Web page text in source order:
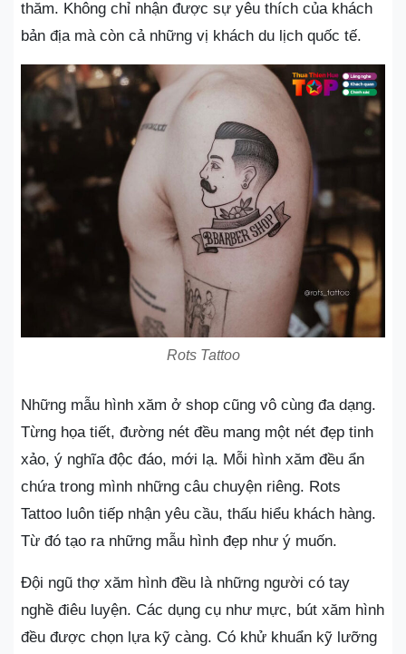
thăm. Không chỉ nhận được sự yêu thích của khách
bản địa mà còn cả những vị khách du lịch quốc tế.
Rots Tattoo
Những mẫu hình xăm ở shop cũng vô cùng đa dạng.
Từng họa tiết, đường nét đều mang một nét đẹp tinh
xảo, ý nghĩa độc đáo, mới lạ. Mỗi hình xăm đều ẩn
chứa trong mình những câu chuyện riêng. Rots
Tattoo luôn tiếp nhận yêu cầu, thấu hiểu khách hàng.
Từ đó tạo ra những mẫu hình đẹp như ý muốn.
Đội ngũ thợ xăm hình đều là những người có tay
nghề điêu luyện. Các dụng cụ như mực, bút xăm hình
đều được chọn lựa kỹ càng. Có khử khuẩn kỹ lưỡng